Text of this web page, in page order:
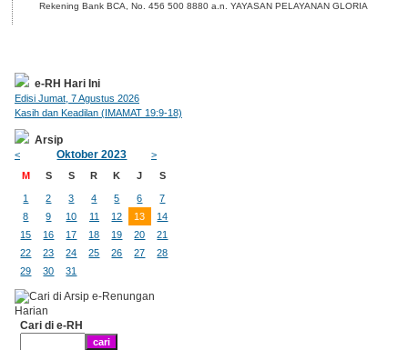
Rekening Bank BCA, No. 456 500 8880 a.n. YAYASAN PELAYANAN GLORIA
e-RH Hari Ini
Edisi Jumat, 7 Agustus 2026
Kasih dan Keadilan (IMAMAT 19:9-18)
Arsip
< Oktober 2023
>
M
S S R K J S
1 2 3 4 5 6
7
8
9 10 11 12 13
14
15
16 17 18 19 20
21
22
23 24 25 26 27
28
29
30 31
Cari di e-RH